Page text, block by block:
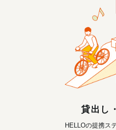
貸出し
HELLOの提携ス